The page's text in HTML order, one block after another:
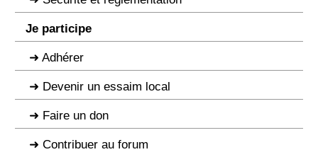
Je participe
Adhérer
Devenir un essaim local
Faire un don
Contribuer au forum